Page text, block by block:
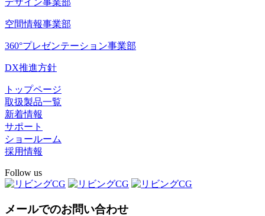
デザイン事業部
空間情報事業部
360°プレゼンテーション事業部
DX推進方針
トップページ
取扱製品一覧
新着情報
サポート
ショールーム
採用情報
Follow us
メールでのお問い合わせ